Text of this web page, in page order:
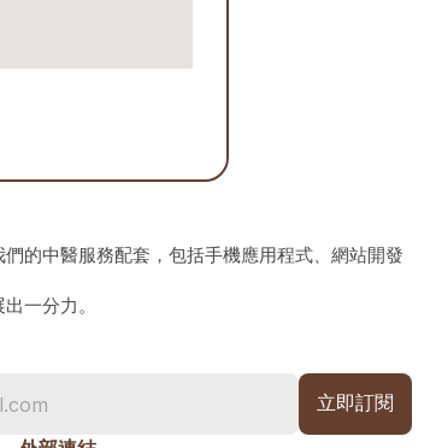
的中醫服務配套，包括手機應用程式、網站開發
一分力。